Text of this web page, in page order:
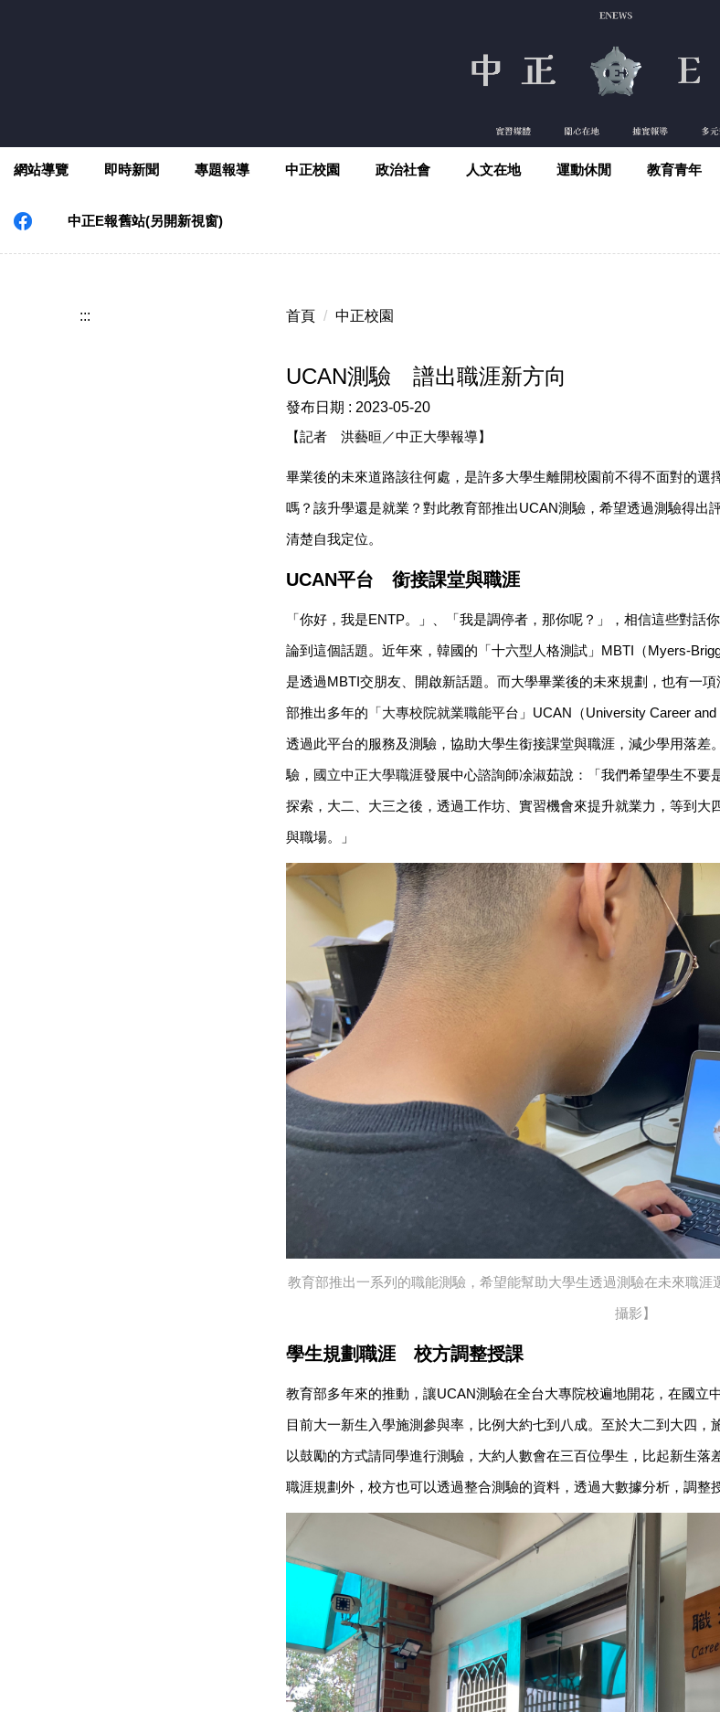
區
網站導覽
即時新聞 專題報導 中正校園 政治社會 人文在地 運動休閒 教育青年
中正E報舊站(另開新視窗)
::: 首頁 中正校園
UCAN測驗 譜出職涯新方向
發布日期 : 2023-05-20
【記者 洪藝晅／中正大學報導】
畢業後的未來道路該往何處，是許多大學生離開校園前不得不面對的選
嗎？該升學還是就業？對此教育部推出UCAN測驗，希望透過測驗得出
清楚自我定位。
UCAN平台 銜接課堂與職涯
「你好，我是ENTP。」、「我是調停者，那你呢？」，相信這些對話
論到這個話題。近年來，韓國的「十六型人格測試」MBTI（Myers-
是透過MBTI交朋友、開啟新話題。而大學畢業後的未來規劃，也有一
部推出多年的 「大專校院就業職能平台」UCAN（University Career
透過此平台的服務及測驗，協助大學生銜接課堂與職涯，減少學用落差
驗， 國立中正大學職涯發展中心諮詢師凃淑茹說：「我們希望學生不要
探索，大二、大三之後，透過工作坊、實習機會來提升就業力，等到大
與職場。 」
教育部推出一系列的職能測驗，希望能幫助大學生透過測驗在未來職
攝影】
學生規劃職涯 校方調整授課
教育部多年來的推動，讓UCAN測驗在全台大專院校遍地開花，在國立
目前大一新生入學施測參與率，比例大約七到八成。至於大二到大四
以鼓勵的方式請同學進行測驗，大約人數會在三百位學生，比起新生
職涯規劃外，校方也可以透過整合測驗的資料，透過大數據分析，調整